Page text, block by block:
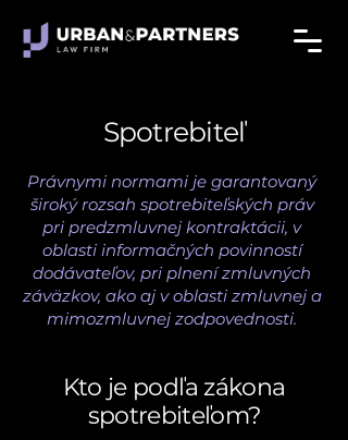
Spotrebiteľ
Právnymi normami je garantovaný
široký rozsah spotrebiteľských práv
pri predzmluvnej kontraktácii, v
oblasti informačných povinností
dodávateľov, pri plnení zmluvných
záväzkov, ako aj v oblasti zmluvnej a
mimozmluvnej zodpovednosti.
Kto je podľa zákona
spotrebiteľom?